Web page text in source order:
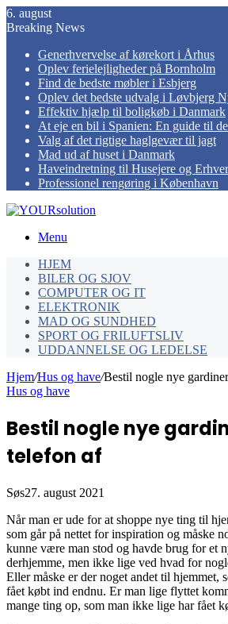
6. august
Breaking News
Generhvervelse af kørekort i Århus
Oplev ferielejligheder på Bornholm
Find de bedste møbler i Esbjerg
Oplev det bedste udvalg i Løvbjerg
Effektiv hjælp til boligkøb i Danmark
At eje en bil i Spanien: En guide til
Valg af det rigtige haglgevær til jagt
Mad ud af huset i Danmark
Haveindretning til Husejere og
Professionel rengøring i København
Menu
HJEM
BILER OG SJOV
COMPUTER OG IT
ELEKTRONIK
MAD OG SUNDHED
SPORT OG FRILUFTSLIV
UDDANNELSE OG LEDELSE
Hjem/Hus og have/Bestil nogle nye
Hus og have
Bestil nogle nye
telefon af
Søs27. august 2021
Når man er ude for at shoppe nye ting til
som går på nettet for inspiration og måske
kunne være man stod og havde brug for et
derhjemme, men ikke lige ved hvad for
Eller måske er der noget andet til hjemmet,
fået købt ind endnu. Er man lige flyttet
mange ting op, som man ikke lige har fået